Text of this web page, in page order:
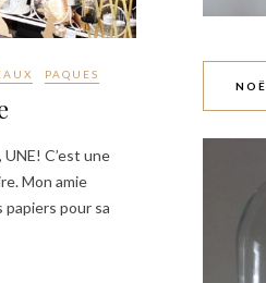
PAQUES
C’est une
Mon amie
papiers pour sa